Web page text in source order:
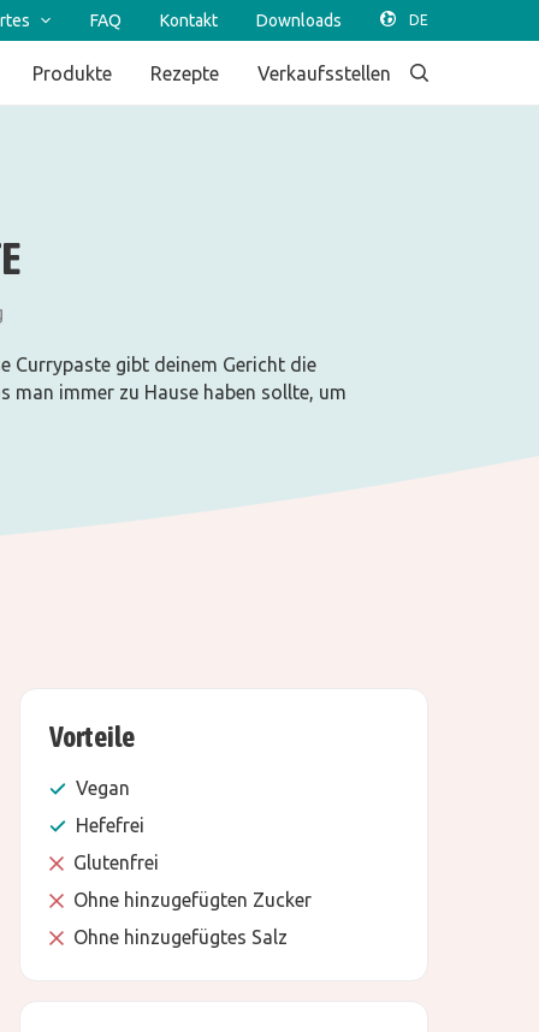
FAQ Kontakt Downloads
Produkte Rezepte Verkaufsstellen
Currypaste gibt deinem Gericht die
man immer zu Hause haben sollte, um
Vorteile
Vegan
Hefefrei
Glutenfrei
Ohne hinzugefügten Zucker
Ohne hinzugefügtes Salz